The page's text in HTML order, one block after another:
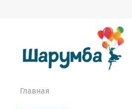
Главная